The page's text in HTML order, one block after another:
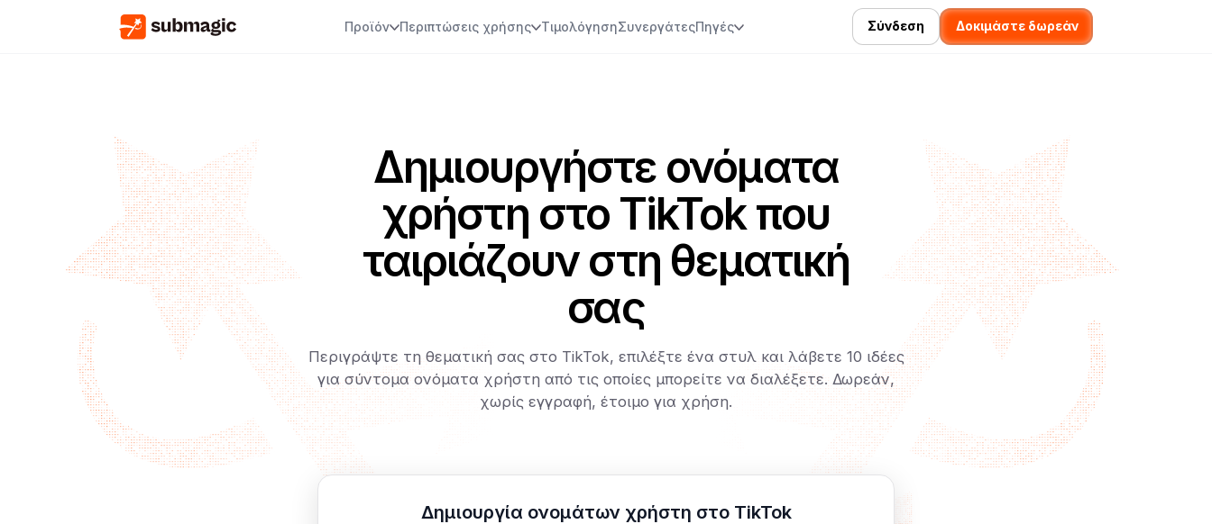
Προϊόν Περιπτώσεις χρήσης ΤιμολόγησηΣυνεργάτεςΠηγές Σύνδεση Δοκιμάστε δωρεάν
Δημιουργήστε ονόματα
χρήστη στο TikTok που
ταιριάζουν στη θεματική
σας
Περιγράψτε τη θεματική σας στο TikTok, επιλέξτε ένα στυλ και λάβετε 10 ιδέες
για σύντομα ονόματα χρήστη από τις οποίες μπορείτε να διαλέξετε. Δωρεάν,
χωρίς εγγραφή, έτοιμο για χρήση.
Δημιουργία ονομάτων χρήστη στο TikTok